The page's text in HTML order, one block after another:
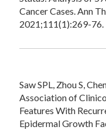
Cancer Cases. Ann
2021;111(1):269-76.
Saw SPL, Zhou S,
Association of
Features With
Epidermal Growth